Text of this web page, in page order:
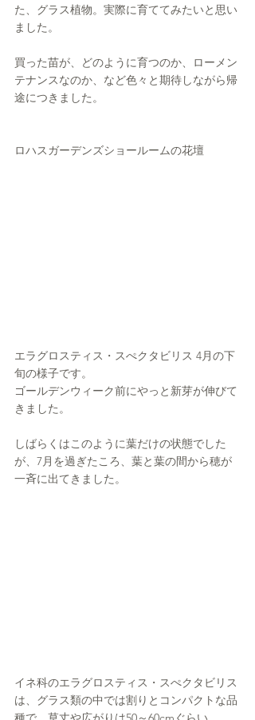
た、グラス植物。実際に育ててみたいと思い
ました。
買った苗が、どのように育つのか、ローメン
テナンスなのか、など色々と期待しながら帰
途につきました。
ロハスガーデンズショールームの花壇
エラグロスティス・スぺクタビリス 4月の下
旬の様子です。
ゴールデンウィーク前にやっと新芽が伸びて
きました。
しばらくはこのように葉だけの状態でした
が、7月を過ぎたころ、葉と葉の間から穂が
一斉に出てきました。
イネ科のエラグロスティス・スぺクタビリス
は、グラス類の中では割りとコンパクトな品